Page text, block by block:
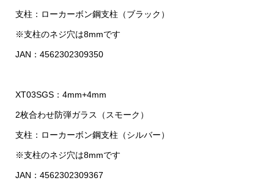
支柱：ローカーボン鋼支柱（ブラック）
※支柱のネジ穴は8mmです
JAN：4562302309350
XT03SGS：4mm+4mm
2枚合わせ防弾ガラス（スモーク）
支柱：ローカーボン鋼支柱（シルバー）
※支柱のネジ穴は8mmです
JAN：4562302309367